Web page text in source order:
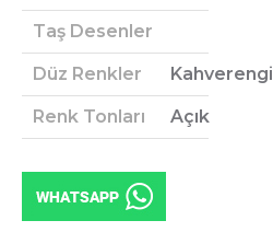
Taş Desenler
Düz Renkler Kahverengi
Renk Tonları Açık